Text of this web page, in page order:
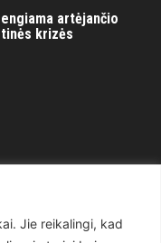
Jie reikalingi, kad
artėjančio
krizės
1497